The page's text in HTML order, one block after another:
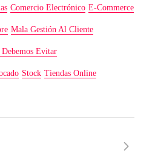
Comercio Electrónico E-Commerce
Mala Gestión Al Cliente
Debemos Evitar
Stock Tiendas Online